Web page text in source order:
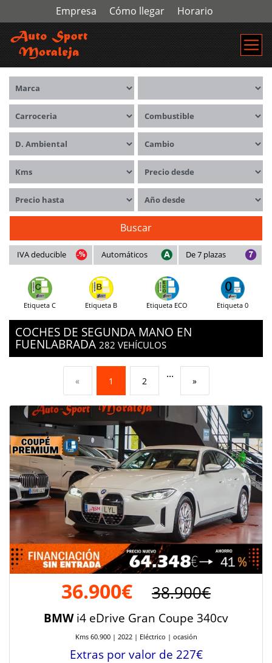
Empresa Cómo llegar Horario
Marca
Carrocerías Combustible
Distintivo ambiental Cambio
Kms Precio desde
Precio hasta Año desde
Buscar
IVA deducible Automáticos De 7 plazas
Etiqueta C Etiqueta B Etiqueta ECO Etiqueta 0
COCHES DE SEGUNDA MANO EN
FUENLABRADA 282 VEHÍCULOS
« 1 2
...
»
36.900€ 38.900€
BMWi4 eDrive Gran Coupe 340cv
Kms 60.900 | 2022 | Eléctrico | ocasión
Extras por valor de 227€